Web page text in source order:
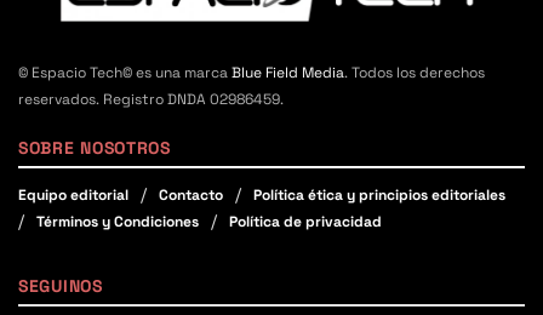
© Espacio Tech© es una marcaBlue Field Media. Todos los derechos
reservados. Registro DNDA 02986459.
SOBRE NOSOTROS
Equipo editorial Contacto
Política ética y principios editoriales
Términos y Condiciones
Política de privacidad
SEGUINOS